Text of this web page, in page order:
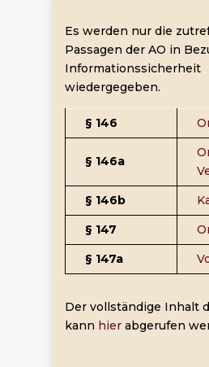
Es werden nur die
Passagen der AO in
Informationssicherheit
wiedergegeben.
§ 146
§ 146a
§ 146b
§ 147
§ 147a
Der vollständige Inhalt
kann hier abgerufen